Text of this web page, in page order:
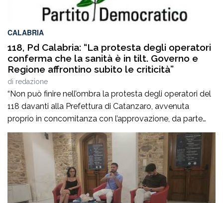
CALABRIA
118, Pd Calabria: “La protesta degli operatori
conferma che la sanità è in tilt. Governo e
Regione affrontino subito le criticità”
di redazione
“Non può finire nell’ombra la protesta degli operatori del
118 davanti alla Prefettura di Catanzaro, avvenuta
proprio in concomitanza con l’approvazione, da parte
del Consiglio dei ministri, del nuovo Programma
operativo della sanità calabrese per il triennio 2026-
2028. È l’ennesima denuncia del personale della sanità,
che attesta una crisi gravissima del settore, purtroppo
negata dai […]